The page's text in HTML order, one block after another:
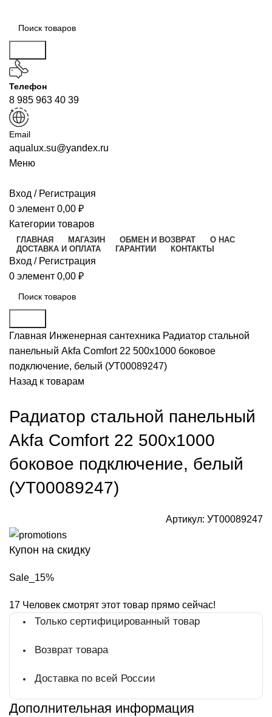
Телефон
8 985 963 40 39
Email
aqualux.su@yandex.ru
Меню
Вход / Регистрация
0 элемент 0,00 ₽
Категории товаров
ГЛАВНАЯ МАГАЗИН ОБМЕН И ВОЗВРАТ
О НАС
ДОСТАВКА И ОПЛАТА
ГАРАНТИИ КОНТАКТЫ
Вход / Регистрация
0 элемент 0,00 ₽
Главная Инженерная сантехника Радиатор стальной
панельный Akfa Comfort 22 500х1000 боковое
подключение, белый (УТ00089247)
Назад к товарам
Радиатор стальной панельный
Akfa Comfort 22 500х1000
боковое подключение, белый
(УТ00089247)
Артикул: УТ00089247
Купон на скидку
Sale_15%
17 Человек смотрят этот товар прямо сейчас!
Только сертифицированный товар
Возврат товара
Доставка по всей России
Дополнительная информация